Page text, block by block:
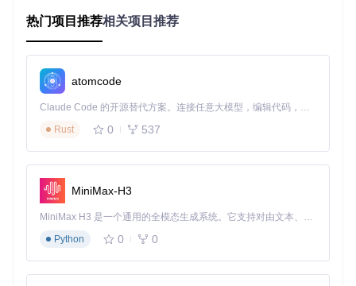
圣遗物副词条识别出现乱码或数字错误，影响数据统计准确
性。
根本原因
默认识别引擎未针对游戏字体进行优化，导致特殊符号识别率
下降。
阶梯式解决方案
tessdata/ 目录下的训练数据为
g.traineddata
在Settings.cs中调整 OCR 识别阈值（建议设置为 0.7
5）
重启程序并在
别」模式
热门项目推荐相关项目推荐
atomcode
Claude Code 的开源替代方案。连接任意大模型，编辑代码，运行命令，自动验证 — 全自动执行。用 Rust 构建，极致性能。 ｜ An open-source alternative to Claude Code. Connect any LLM, edit code, run commands, and verify changes — autonomously. Built in Rust for speed. Get Started
Rust
0 537
MiniMax-H3
MiniMax H3 是一个通用的全模态生成系统。它支持对由文本、图像、视频和音频组成的多模态上下文进行统一理解，并能生成分辨率高达 2K、时长可达 15 秒的带原生立体声音频的视频。得益于面向任务泛化的系统设计，H3 在预训练阶段就已具备广泛的多模态上下文理解与生成能力，能够出色地执行复杂的多模态指令。
Python
0 0